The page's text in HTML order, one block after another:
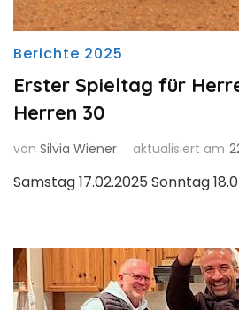
Berichte 2025
Erster Spieltag für
Herren 30
von Silvia Wiener aktualisiert am
Samstag 17.02.2025 Sonntag